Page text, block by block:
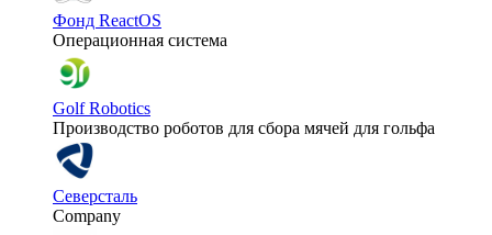
Фонд ReactOS
Операционная система
Golf Robotics
Производство роботов для сбора мячей для гольфа
Северсталь
Company